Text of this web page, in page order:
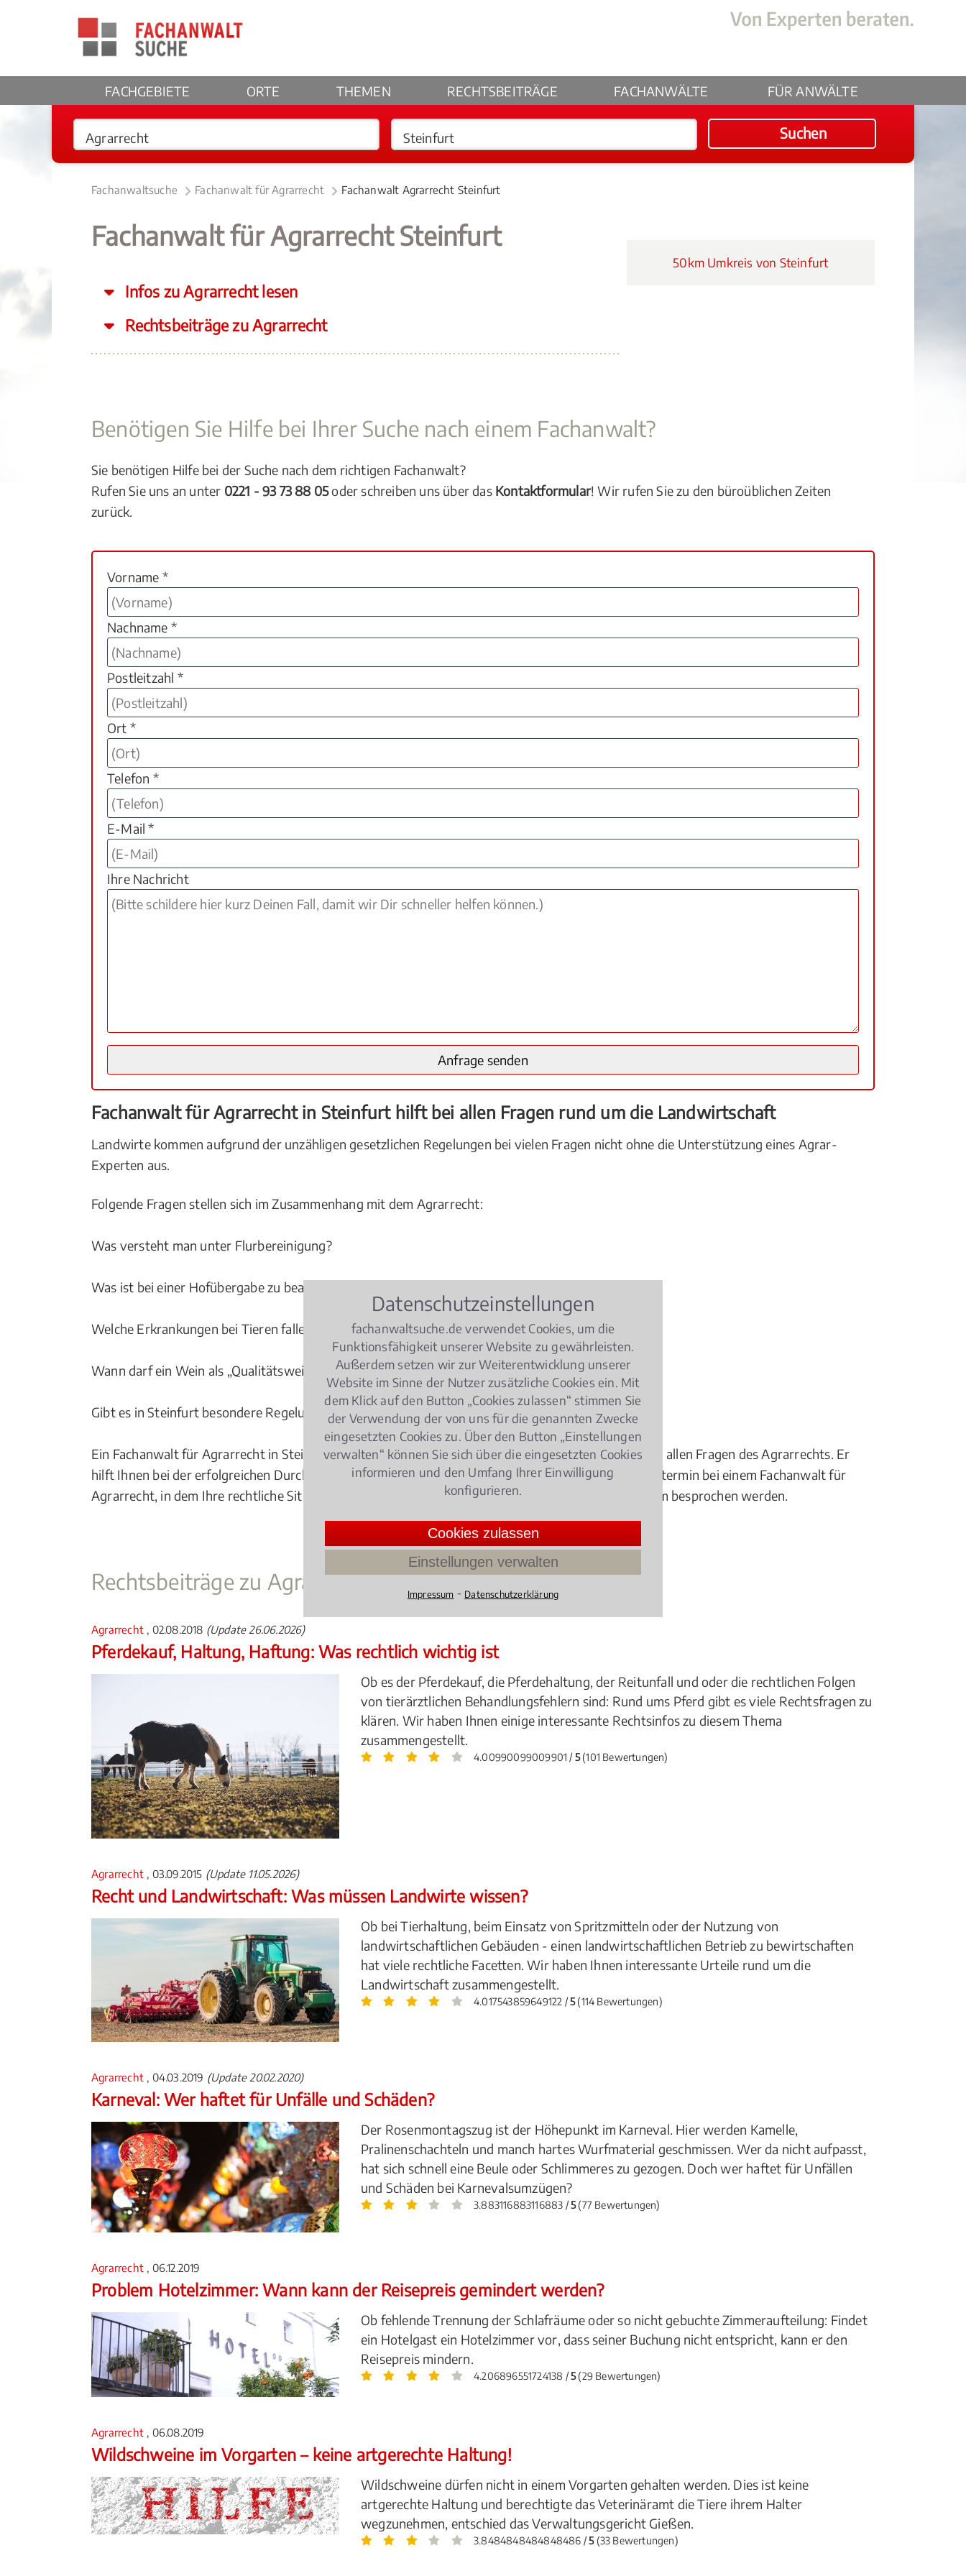
FACHGEBIETE ORTE THEMEN RECHTSBEITRÄGE FACHANWÄLTE FÜR ANWÄLTE
Suchen
Fachanwaltsuche Fachanwalt für Agrarrecht Fachanwalt Agrarrecht Steinfurt
Fachanwalt für Agrarrecht Steinfurt
Infos zu Agrarrecht lesen
Rechtsbeiträge zu Agrarrecht
50km Umkreis von Steinfurt
Benötigen Sie Hilfe bei Ihrer Suche nach einem Fachanwalt?
Sie benötigen Hilfe bei der Suche nach dem richtigen Fachanwalt?
Rufen Sie uns an unter 0221 - 93 73 88 05oder schreiben uns über das Kontaktformular! Wir rufen Sie zu den büroüblichen Zeiten
zurück.
Vorname *
Nachname *
Postleitzahl *
Ort *
Telefon *
E-Mail *
Ihre Nachricht
Fachanwalt für Agrarrecht in Steinfurt hilft bei allen Fragen rund um die Landwirtschaft
Landwirte kommen aufgrund der unzähligen gesetzlichen Regelungen bei vielen Fragen nicht ohne die Unterstützung eines Agrar-
Experten aus.
Folgende Fragen stellen sich im Zusammenhang mit dem Agrarrecht:
Was versteht man unter Flurbereinigung?
Was ist bei einer Hofübergabe zu beachten?
Welche Erkrankungen bei Tieren fallen unter das Tierseuchengesetz?
Wann darf ein Wein als „Qualitätswein“ nennen?
Gibt es in Steinfurt besondere Regelungen im Hinblick auf das Agrarrecht zu beachten?
Ein Fachanwalt für Agrarrecht in Steinfurt bietet Ihnen seine kompetente professionelle Beratung in allen Fragen des Agrarrechts. Er
hilft Ihnen bei der erfolgreichen Durchsetzung Ihrer Rechte. Vereinbaren Sie einen ersten Gesprächstermin bei einem Fachanwalt für
Agrarrecht, in dem Ihre rechtliche Situation erörtert wird und Lösungsansätze für Ihr Rechtsproblem besprochen werden.
Rechtsbeiträge zu Agrarrecht
Agrarrecht , 02.08.2018 (Update 26.06.2026)
Pferdekauf, Haltung, Haftung: Was rechtlich wichtig ist
Ob es der Pferdekauf, die Pferdehaltung, der Reitunfall und oder die rechtlichen Folgen
von tierärztlichen Behandlungsfehlern sind: Rund ums Pferd gibt es viele Rechtsfragen zu
klären. Wir haben Ihnen einige interessante Rechtsinfos zu diesem Thema
zusammengestellt.
4.00990099009901 / 5(101 Bewertungen)
Agrarrecht , 03.09.2015 (Update 11.05.2026)
Recht und Landwirtschaft: Was müssen Landwirte wissen?
Ob bei Tierhaltung, beim Einsatz von Spritzmitteln oder der Nutzung von
landwirtschaftlichen Gebäuden - einen landwirtschaftlichen Betrieb zu bewirtschaften
hat viele rechtliche Facetten. Wir haben Ihnen interessante Urteile rund um die
Landwirtschaft zusammengestellt.
4.017543859649122 /5(114 Bewertungen)
Agrarrecht , 04.03.2019 (Update 20.02.2020)
Karneval: Wer haftet für Unfälle und Schäden?
Der Rosenmontagszug ist der Höhepunkt im Karneval. Hier werden Kamelle,
Pralinenschachteln und manch hartes Wurfmaterial geschmissen. Wer da nicht aufpasst,
hat sich schnell eine Beule oder Schlimmeres zu gezogen. Doch wer haftet für Unfällen
und Schäden bei Karnevalsumzügen?
3.883116883116883 /5(77 Bewertungen)
Agrarrecht , 06.12.2019
Problem Hotelzimmer: Wann kann der Reisepreis gemindert werden?
Ob fehlende Trennung der Schlafräume oder so nicht gebuchte Zimmeraufteilung: Findet
ein Hotelgast ein Hotelzimmer vor, dass seiner Buchung nicht entspricht, kann er den
Reisepreis mindern.
4.206896551724138 /5(29 Bewertungen)
Agrarrecht , 06.08.2019
Wildschweine im Vorgarten – keine artgerechte Haltung!
Wildschweine dürfen nicht in einem Vorgarten gehalten werden. Dies ist keine
artgerechte Haltung und berechtigte das Veterinäramt die Tiere ihrem Halter
wegzunehmen, entschied das Verwaltungsgericht Gießen.
3.8484848484848486 /5(33 Bewertungen)
Datenschutzeinstellungen
fachanwaltsuche.de verwendet Cookies, um die
Funktionsfähigkeit unserer Website zu gewährleisten.
Außerdem setzen wir zur Weiterentwicklung unserer
Website im Sinne der Nutzer zusätzliche Cookies ein. Mit
dem Klick auf den Button „Cookies zulassen“ stimmen Sie
der Verwendung der von uns für die genannten Zwecke
eingesetzten Cookies zu. Über den Button „Einstellungen
verwalten“ können Sie sich über die eingesetzten Cookies
informieren und den Umfang Ihrer Einwilligung
konfigurieren.
Cookies zulassen
Einstellungen verwalten
Impressum ⁃ Datenschutzerklärung